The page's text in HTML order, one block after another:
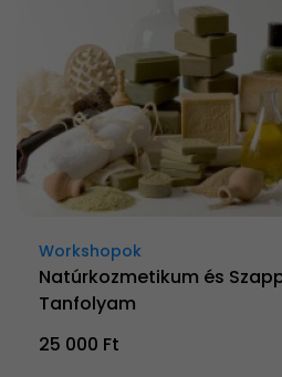
Workshopok
Natúrkozmetikum és
Tanfolyam
25 000 Ft